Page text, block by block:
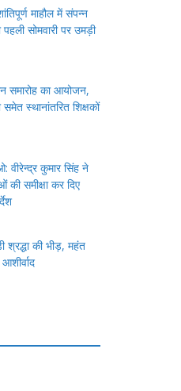
माहौल में संपन्न
सोमवारी पर उमड़ी
समारोह का आयोजन,
समेत स्थानांतरित शिक्षकों
वीरेन्द्र कुमार सिंह ने
की समीक्षा कर दिए
श्रद्धा की भीड़, महंत